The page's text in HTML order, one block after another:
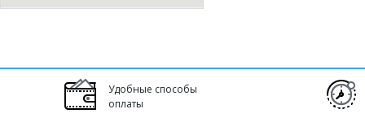
Удобные способы
оплаты